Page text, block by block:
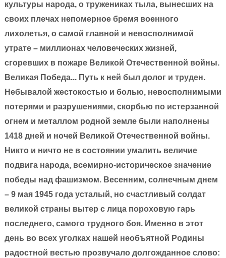
культуры народа, о тружениках тыла, вынесших на
своих плечах непомерное бремя военного
лихолетья, о самой главной и невосполнимой
утрате – миллионах человеческих жизней,
сгоревших в пожаре Великой Отечественной войны.
Великая Победа... Путь к ней был долог и труден.
Небывалой жестокостью и болью, невосполнимыми
потерями и разрушениями, скорбью по истерзанной
огнем и металлом родной земле были наполнены
1418 дней и ночей Великой Отечественной войны.
Никто и ничто не в состоянии умалить величие
подвига народа, всемирно-историческое значение
победы над фашизмом. Весенним, солнечным днем
– 9 мая 1945 года усталый, но счастливый солдат
великой страны вытер с лица пороховую гарь
последнего, самого трудного боя. Именно в этот
день во всех уголках нашей необъятной Родины
радостной вестью прозвучало долгожданное слово: